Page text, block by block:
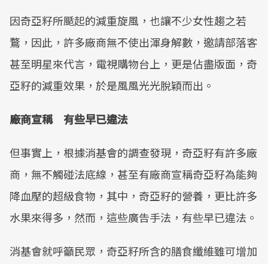
因奇亞籽所颳起的減重旋風，也讓不少女性趨之若
鶩，因此，許多廠商無不使出渾身解數，邀請部落客
甚至明星來代言，電視購物台上，更是佔盡版面，奇
亞籽的減重效果，於是風風光光脫穎而出。
廠商宣稱 有些早已違法
但事實上，根據消基會的調查發現，奇亞籽有許多廠
商，無不觸碰法底線，甚至有廠商宣稱奇亞籽為能夠
降血壓的超級食物，其中，奇亞籽的營養，更比許多
水果來得多，然而，這些廣告手法，有些早已違法。
消基會就呼籲民眾，奇亞籽所含的膳食纖維雖可增加